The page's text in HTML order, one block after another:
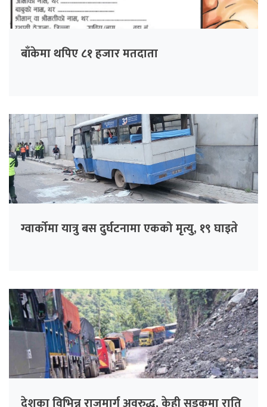
बाँकेमा थपिए ८१ हजार मतदाता
ग्वार्कोमा यात्रु बस दुर्घटनामा एकको मृत्यु, १९ घाइते